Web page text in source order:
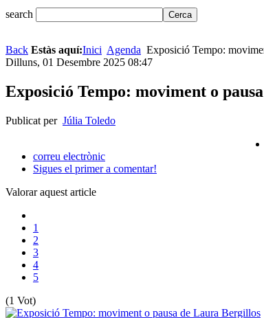
search
Back Estàs aquí:Inici Agenda Exposició Tempo:
Dilluns, 01 Desembre 2025 08:47
Exposició Tempo: moviment o
Publicat per Júlia Toledo
correu electrònic
Sigues el primer a comentar!
Valorar aquest article
1
2
3
4
5
(1 Vot)